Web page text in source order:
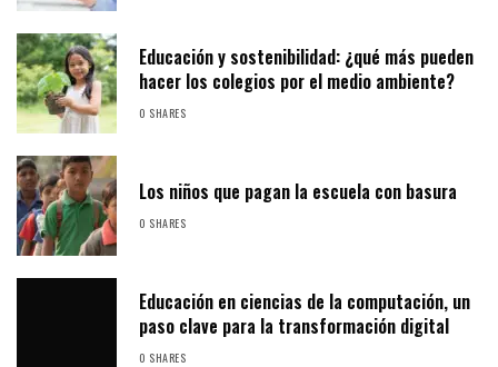
Educación y sostenibilidad: ¿qué más pueden
hacer los colegios por el medio ambiente?
0 SHARES
Los niños que pagan la escuela con basura
0 SHARES
Educación en ciencias de la computación, un
paso clave para la transformación digital
0 SHARES